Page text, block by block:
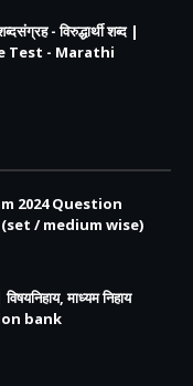
- विरुद्धार्थी शब्द |
Test - Marathi
2024 Question
/ medium wise)
विषयनिहाय, माध्यम निहाय
bank